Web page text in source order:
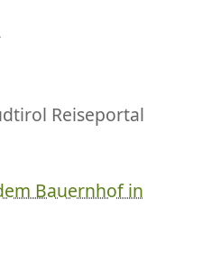
Reiseportal
Bauernhof in